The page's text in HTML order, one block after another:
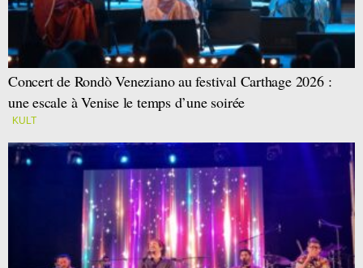
Concert de Rondò Veneziano au festival Carthage 2026 :
une escale à Venise le temps d’une soirée
KULT